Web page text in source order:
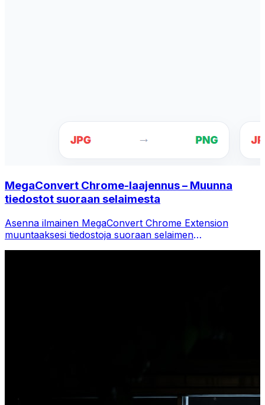
MegaConvert Chrome-laajennus – Muunna
tiedostot suoraan selaimesta
Asenna ilmainen MegaConvert Chrome Extension
muuntaaksesi tiedostoja suoraan selaimen